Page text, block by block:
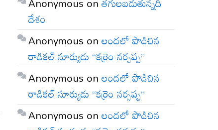
దేశం
Anonymous onలందలో పొడిచిన
రాడికల్ సూర్యుడు “కర్రెం నర్సప్ప”
Anonymous onలందలో పొడిచిన
రాడికల్ సూర్యుడు “కర్రెం నర్సప్ప”
Anonymous onలందలో పొడిచిన